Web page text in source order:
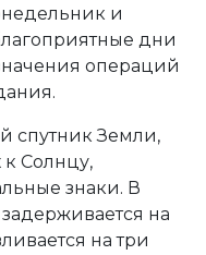
и
дни
операций
спутник Земли,
Солнцу,
знаки. В
на
на три